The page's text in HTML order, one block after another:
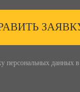
персональных данных